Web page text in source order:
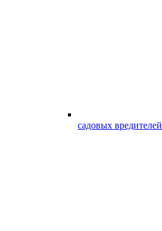
садовых вредителей